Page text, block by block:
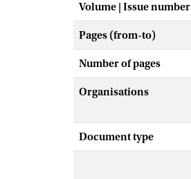
Volume | Issue number
Pages (from-to)
Number of pages
Organisations
Document type